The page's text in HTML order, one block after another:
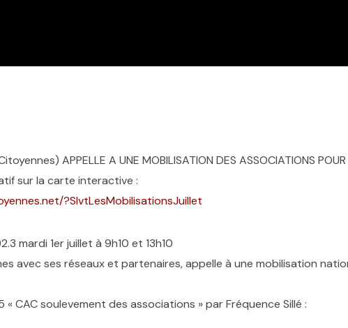
APPELLE A UNE MOBILISATION DES ASSOCIATIONS POUR
sur la carte interactive :
?SlvtLesMobilisationsJuillet
mardi 1er juillet à 9h10 et 13h10
avec ses réseaux et partenaires, appelle à une mobilisation
CAC soulevement des associations » par Fréquence Sillé :